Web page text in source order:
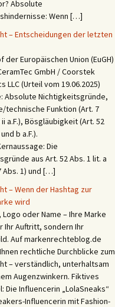
Absolute
Wenn […]
– Entscheidungen der letzten
der Europäischen Union (EuGH)
GmbH / Coorstek
LLC (Urteil vom 19.06.2025)
Absolute Nichtigkeitsgründe,
technische Funktion (Art. 7
a.F.), Bösgläubigkeit (Art. 52
b a.F.).
Die
aus Art. 52 Abs. 1 lit. a
Abs. 1) und […]
– Wenn der Hashtag zur
wird
Logo oder Name – Ihre Marke
Ihr Auftritt, sondern Ihr
Auf markenrechteblog.de
rechtliche Durchblicke zum
– verständlich, unterhaltsam
Augenzwinkern. Fiktives
Die Influencerin „LolaSneaks“
Influencerin mit Fashion-